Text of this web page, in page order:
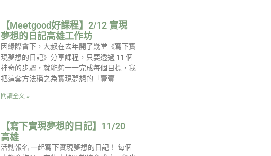
【Meetgood好課程】2/12 實現
夢想的日記高雄工作坊
因緣際會下，大叔在去年開了幾堂《寫下實
現夢想的日記》分享課程，只要透過 11 個
神奇的步驟，就能夠一一完成每個目標，我
把這套方法稱之為實現夢想的「壹壹
閱讀全文 »
【寫下實現夢想的日記】11/20
高雄
活動報名 一起寫下實現夢想的日記！ 每個